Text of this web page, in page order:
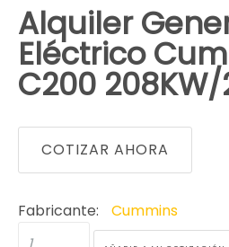
Alquiler
Eléctrico
C200
COTIZAR AHORA
Fabricante: Cummins